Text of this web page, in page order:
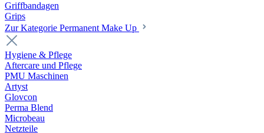
Griffbandagen
Grips
Zur Kategorie Permanent Make Up
Hygiene & Pflege
Aftercare und Pflege
PMU Maschinen
Artyst
Glovcon
Perma Blend
Microbeau
Netzteile